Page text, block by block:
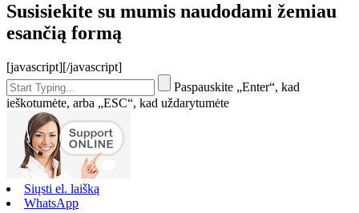
Susisiekite su mumis naudodami žemiau
esančią formą
[javascript][/javascript]
Paspauskite „Enter“, kad
ieškotumėte, arba „ESC“, kad uždarytumėte
Siųsti el. laišką
WhatsApp